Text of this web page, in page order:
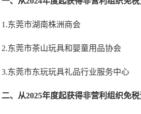
1.东莞市湖南株洲商会
2.东莞市茶山玩具和婴童用品协会
3.东莞市东玩玩具礼品行业服务中心
二、从2025年度起获得非营利组织免